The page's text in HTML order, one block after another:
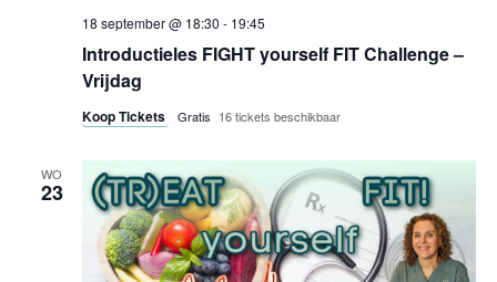
Introductieles FIGHT yourself FIT Challenge –
Vrijdag
18 september @ 18:30 - 19:45
Koop Tickets Gratis 16 tickets beschikbaar
WO
23